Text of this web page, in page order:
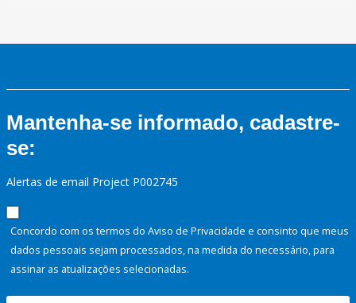
Mantenha-se informado, cadastre-
se:
Alertas de email Project P002745
Concordo com os termos do Aviso de Privacidade e consinto que meus
dados pessoais sejam processados, na medida do necessário, para
assinar as atualizações selecionadas.